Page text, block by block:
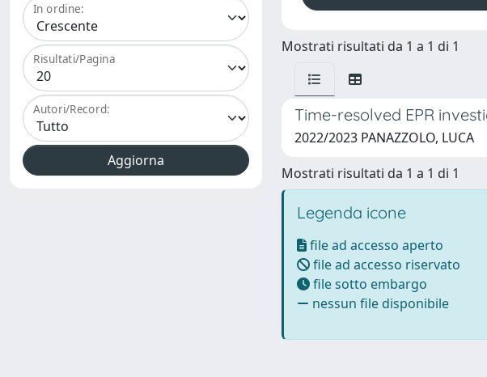
In ordine:
Risultati/Pagina
Autori/Record:
Mostrati risultati da 1 a 1 di 1
Time-resolved EPR
2022/2023 PANAZZOLO, LUCA
Mostrati risultati da 1 a 1 di 1
Legenda icone
file ad accesso aperto
file ad accesso riservato
file sotto embargo
nessun file disponibile